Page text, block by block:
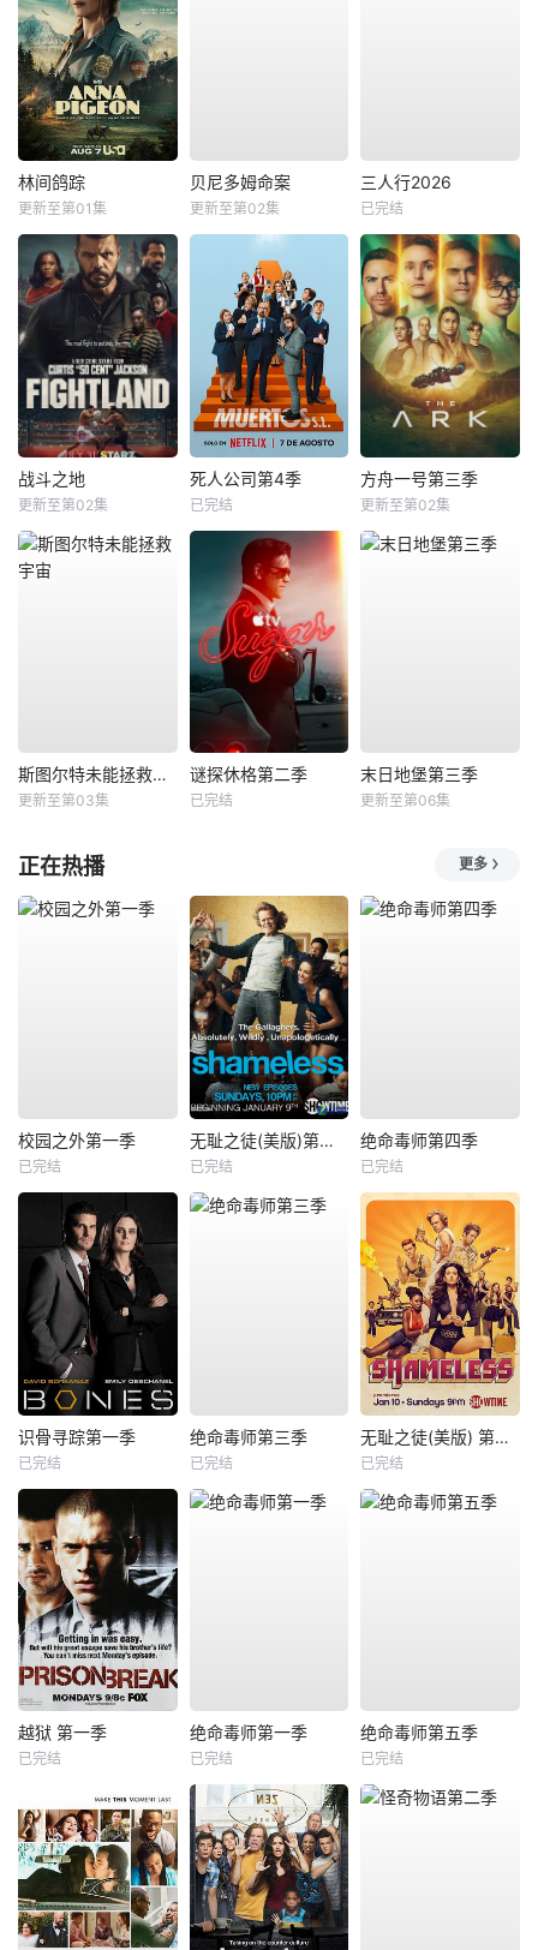
林间鸽踪
更新至第01集
贝尼多姆命案
更新至第02集
三人行2026
已完结
战斗之地
更新至第02集
死人公司第4季
已完结
方舟一号第三季
更新至第02集
斯图尔特未能拯救宇宙
更新至第03集
谜探休格第二季
已完结
末日地堡第三季
更新至第06集
正在热播 更多
校园之外第一季
已完结
无耻之徒(美版)第一季
已完结
绝命毒师第四季
已完结
识骨寻踪第一季
已完结
绝命毒师第三季
已完结
无耻之徒(美版) 第六季
已完结
越狱 第一季
已完结
绝命毒师第一季
已完结
绝命毒师第五季
已完结